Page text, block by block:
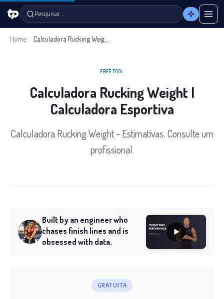
Pesquisar…
Home /
FREE TOOL
Calculadora Rucking Weight |
Calculadora Esportiva
Calculadora Rucking Weight - Estimativas. Consulte um
profissional.
Built by an engineer who
chases finish lines and is
obsessed with data.
GRATUITA